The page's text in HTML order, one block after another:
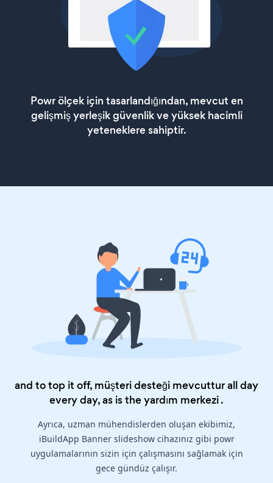
Powr ölçek için tasarlandığından, mevcut en
gelişmiş yerleşik güvenlik ve yüksek hacimli
yeteneklere sahiptir.
and to top it off, müşteri desteği mevcuttur all day
every day, as is theyardım merkezi.
Ayrıca, uzman mühendislerden oluşan ekibimiz,
iBuildApp Banner slideshow cihazınız gibi powr
uygulamalarının sizin için çalışmasını sağlamak için
gece gündüz çalışır.